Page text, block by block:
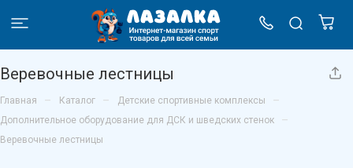
Веревочные лестницы
Главная – Каталог – Детские спортивные комплексы –
Дополнительное оборудование для ДСК и шведских стенок –
Веревочные лестницы